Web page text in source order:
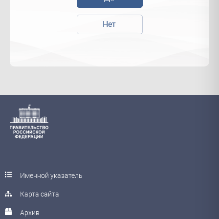
Нет
Именной указатель
Карта сайта
Архив